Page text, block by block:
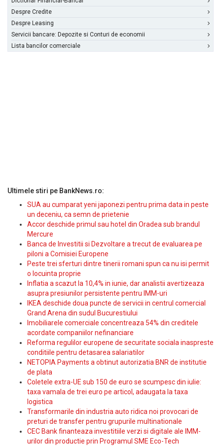
Despre Credite
Despre Leasing
Servicii bancare: Depozite si Conturi de economii
Lista bancilor comerciale
Ultimele stiri pe BankNews.ro:
SUA au cumparat yeni japonezi pentru prima data in peste
un deceniu, ca semn de prietenie
Accor deschide primul sau hotel din Oradea sub brandul
Mercure
Banca de Investitii si Dezvoltare a trecut de evaluarea pe
piloni a Comisiei Europene
Peste trei sferturi dintre tinerii romani spun ca nu isi permit
o locuinta proprie
Inflatia a scazut la 10,4% in iunie, dar analistii avertizeaza
asupra presiunilor persistente pentru IMM-uri
IKEA deschide doua puncte de servicii in centrul comercial
Grand Arena din sudul Bucurestiului
Imobiliarele comerciale concentreaza 54% din creditele
acordate companiilor nefinanciare
Reforma regulilor europene de securitate sociala inaspreste
conditiile pentru detasarea salariatilor
NETOPIA Payments a obtinut autorizatia BNR de institutie
de plata
Coletele extra-UE sub 150 de euro se scumpesc din iulie:
taxa vamala de trei euro pe articol, adaugata la taxa
logistica
Transformarile din industria auto ridica noi provocari de
preturi de transfer pentru grupurile multinationale
CEC Bank finanteaza investitiile verzi si digitale ale IMM-
urilor din productie prin Programul SME Eco-Tech